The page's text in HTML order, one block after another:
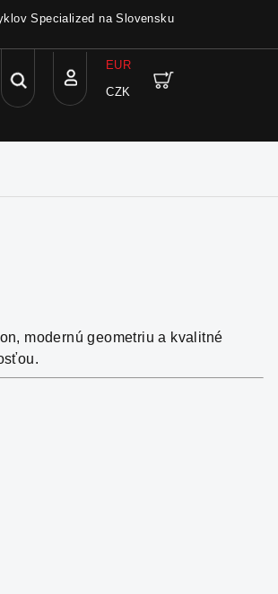
Specialized na Slovensku
Hľadať
Prihlásenie
EUR
CZK
košík
modernú geometriu a kvalitné